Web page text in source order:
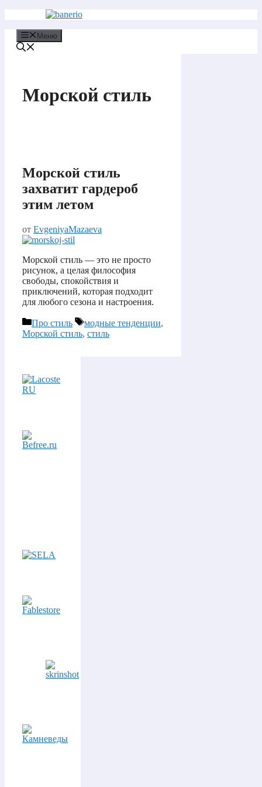
содержимому
Меню
Морской стиль
Морской стиль
захватит гардероб
этим летом
от EvgeniyaMazaeva
Морской стиль — это не просто
рисунок, а целая философия
свободы, спокойствия и
приключений, которая подходит
для любого сезона и настроения.
Рубрики
Про стиль Метки
модные тенденции,
Морской стиль, стиль